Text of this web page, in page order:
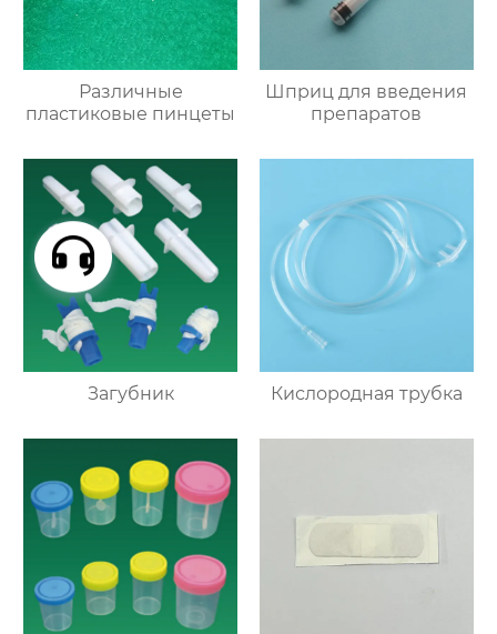
Различные
пластиковые пинцеты
Шприц для введения
препаратов
Загубник Кислородная трубка